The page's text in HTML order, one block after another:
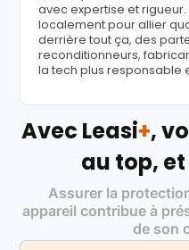
avec expertise et
localement pour allier
derrière tout ça, des
reconditionneurs,
la tech plus responsable
Avec Leasi+,
au top,
Assurer la
appareil contribue à
de son